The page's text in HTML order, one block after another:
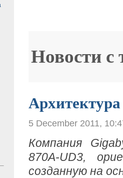
Новости с
5 December 2011,
Компания
870A-UD3,
созданную на